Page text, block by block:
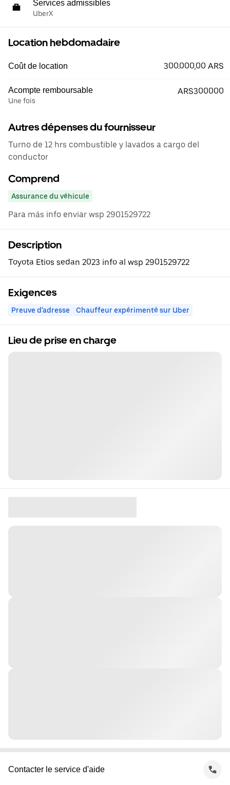
Services admissibles
UberX
Location hebdomadaire
Coût de location 300.000,00 ARS
Acompte remboursable
Une fois
ARS300000
Autres dépenses du fournisseur
Turno de 12 hrs combustible y lavados a cargo del
conductor
Comprend
Assurance du véhicule
Para más info enviar wsp 2901529722
Description
Toyota Etios sedan 2023 info al wsp 2901529722
Exigences
Preuve d'adresse Chauffeur expérimenté sur Uber
Lieu de prise en charge
Contacter le service d'aide